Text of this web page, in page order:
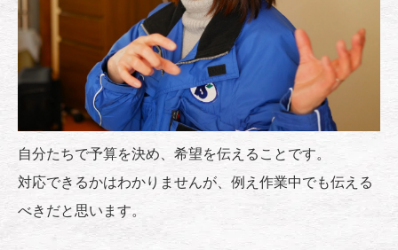
自分たちで予算を決め、希望を伝えることです。
対応できるかはわかりませんが、例え作業中でも伝える
べきだと思います。